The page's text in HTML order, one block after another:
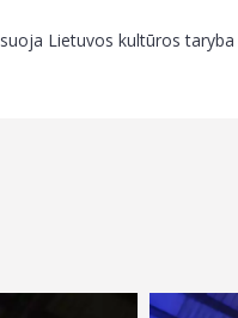
Lietuvos kultūros